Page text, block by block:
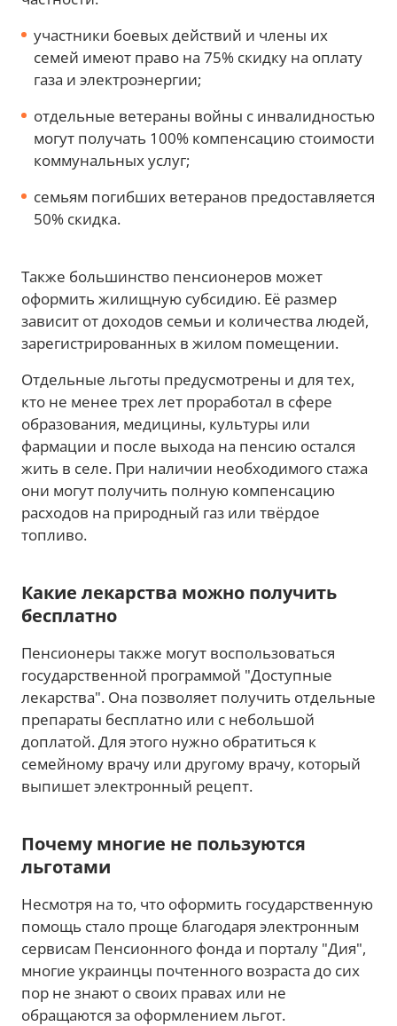
участники боевых действий и члены их
семей имеют право на 75% скидку на оплату
газа и электроэнергии;
отдельные ветераны войны с инвалидностью
могут получать 100% компенсацию стоимости
коммунальных услуг;
семьям погибших ветеранов предоставляется
50% скидка.
Также большинство пенсионеров может
оформить жилищную субсидию. Её размер
зависит от доходов семьи и количества людей,
зарегистрированных в жилом помещении.
Отдельные льготы предусмотрены и для тех,
кто не менее трех лет проработал в сфере
образования, медицины, культуры или
фармации и после выхода на пенсию остался
жить в селе. При наличии необходимого стажа
они могут получить полную компенсацию
расходов на природный газ или твёрдое
топливо.
Какие лекарства можно получить
бесплатно
Пенсионеры также могут воспользоваться
государственной программой "Доступные
лекарства". Она позволяет получить отдельные
препараты бесплатно или с небольшой
доплатой. Для этого нужно обратиться к
семейному врачу или другому врачу, который
выпишет электронный рецепт.
Почему многие не пользуются
льготами
Несмотря на то, что оформить государственную
помощь стало проще благодаря электронным
сервисам Пенсионного фонда и порталу "Дия",
многие украинцы почтенного возраста до сих
пор не знают о своих правах или не
обращаются за оформлением льгот.